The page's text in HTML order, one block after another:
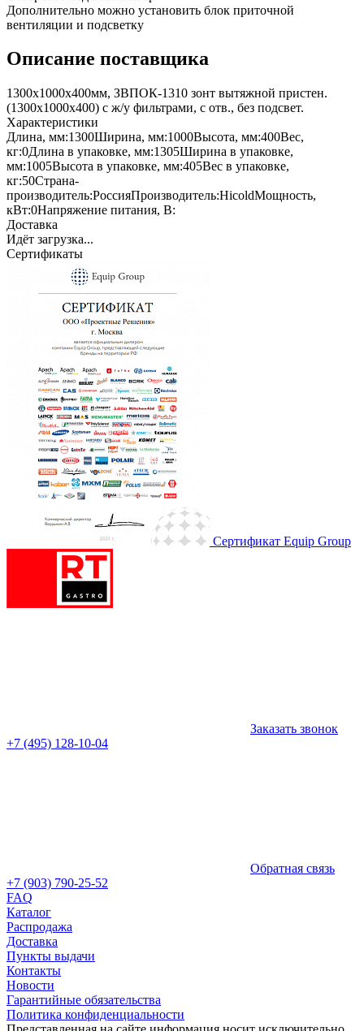
Дополнительно можно установить блок приточной
вентиляции и подсветку
Описание поставщика
1300х1000х400мм, ЗВПОК-1310 зонт вытяжной пристен.
(1300х1000х400) с ж/у фильтрами, с отв., без подсвет.
Характеристики
Длина, мм:1300Ширина, мм:1000Высота, мм:400Вес,
кг:0Длина в упаковке, мм:1305Ширина в упаковке,
мм:1005Высота в упаковке, мм:405Вес в упаковке,
кг:50Страна-
производитель:РоссияПроизводитель:HicoldМощность,
кВт:0Напряжение питания, В:
Доставка
Идёт загрузка...
Сертификаты
Сертификат Equip Group
Заказать звонок
+7 (495) 128-10-04
Обратная связь
+7 (903) 790-25-52
FAQ
Каталог
Распродажа
Доставка
Пункты выдачи
Контакты
Новости
Гарантийные обязательства
Политика конфиденциальности